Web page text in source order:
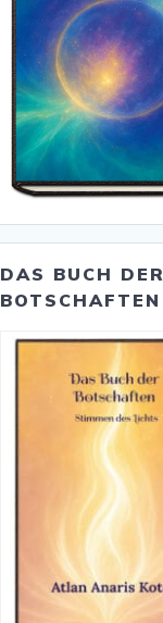
DAS BUCH DER
BOTSCHAFTEN